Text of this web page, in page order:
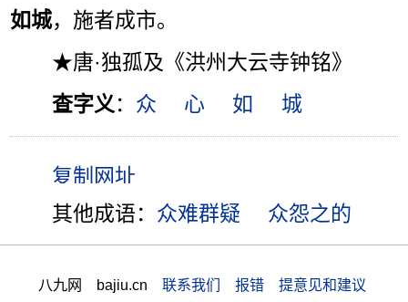
如城，施者成市。
★唐·独孤及《洪州大云寺钟铭》
查字义 ： 众 心 如 城
其他成语： 众难群疑 众怨之的
八九网 bajiu.cn 联系我们 报错 提意见和建议